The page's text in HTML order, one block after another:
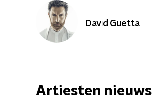
David Guetta
Artiesten nieuws